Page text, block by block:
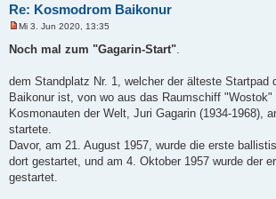
Re: Kosmodrom Baikonur
g
e
s
n
e
B
e
t
Mi 3. Jun 2020, 13:35
Noch mal zum "Gagarin-Start".
dem Standplatz Nr. 1, welcher der älteste Startpad
Baikonur ist, von wo aus das Raumschiff
Kosmonauten der Welt, Juri Gagarin (1934-1968),
startete.
Davor, am 21. August 1957, wurde die erste
dort gestartet, und am 4. Oktober 1957 wurde der
gestartet.